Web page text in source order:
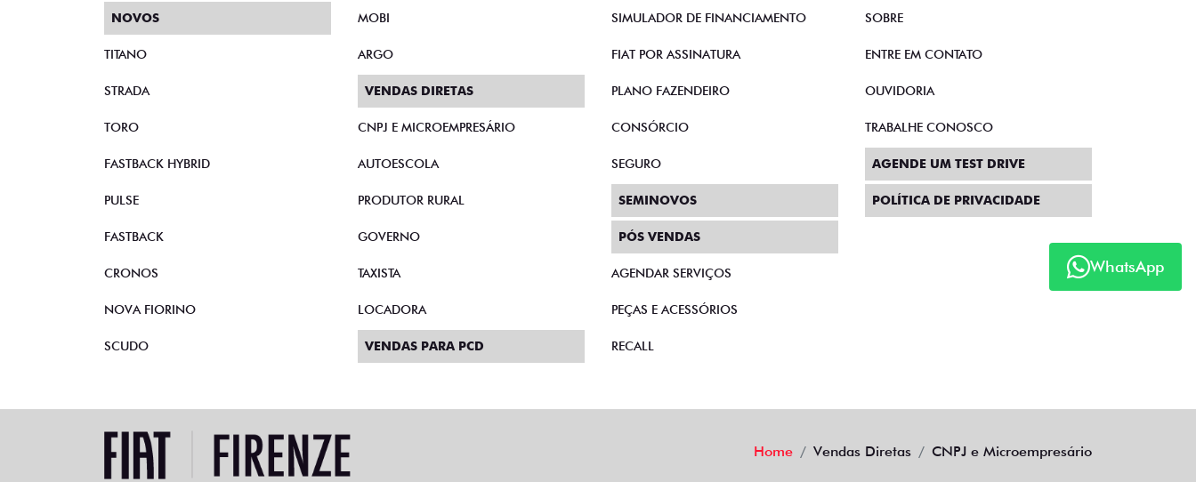
WhatsApp
NOVOS
TITANO
STRADA
TORO
FASTBACK HYBRID
PULSE
FASTBACK
CRONOS
NOVA FIORINO
SCUDO
MOBI
ARGO
VENDAS DIRETAS
CNPJ E MICROEMPRESÁRIO
AUTOESCOLA
PRODUTOR RURAL
GOVERNO
TAXISTA
LOCADORA
VENDAS PARA PCD
SIMULADOR DE FINANCIAMENTO
FIAT POR ASSINATURA
PLANO FAZENDEIRO
CONSÓRCIO
SEGURO
SEMINOVOS
PÓS VENDAS
AGENDAR SERVIÇOS
PEÇAS E ACESSÓRIOS
RECALL
SOBRE
ENTRE EM CONTATO
OUVIDORIA
TRABALHE CONOSCO
AGENDE UM TEST DRIVE
POLÍTICA DE PRIVACIDADE
Home Vendas Diretas CNPJ e Microempresário